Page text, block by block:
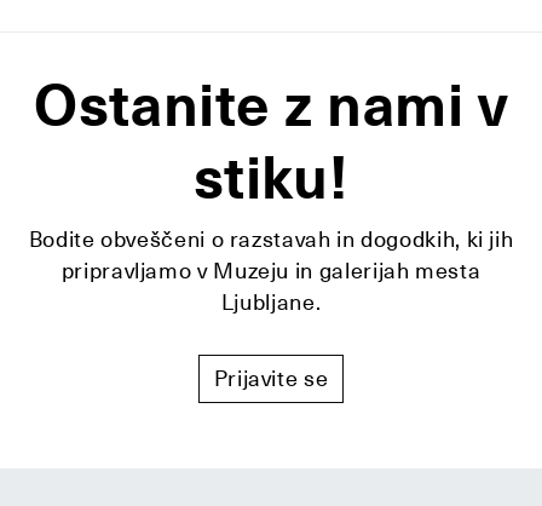
Ostanite z nami v
stiku!
Bodite obveščeni o razstavah in dogodkih, ki jih
pripravljamo v Muzeju in galerijah mesta
Ljubljane.
Prijavite se